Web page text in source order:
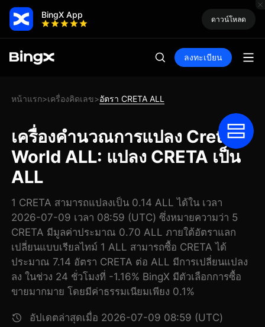
BingX App ดาวน์โหลด
ลงทะเบียน
หน้าแรก>เครื่องคิดเลข>อัตรา CRETA ALL
เครื่องคำนวณการแปลง Creta
World ALL: แปลง CRETA เป็น
ALL
1 CRETA สามารถแปลงเป็น 0.14 ALL ได้ใน เวลา
2026-07-09 เวลา 08:59 (UTC) ซึ่งหมายความว่า 5
CRETA มีมูลค่าประมาณ 0.70 ALL ภายใต้อัตราแลก
เปลี่ยนแบบเรียลไทม์ 1 ALL สามารถซื้อ CRETA ได้
ประมาณ 7.14 อัตรา CRETA ต่อ ALL มีการเปลี่ยนแปลง
ลง ในช่วง 24 ชั่วโมงที่ -1.16% BingX มีตัวเลือกการซื้อ
ขายมากมาย โดยมีค่าธรรมเนียมเพียง 0.1%
อัปเดตล่าสุดเมื่อ 2026-07-09 08:59 (UTC)